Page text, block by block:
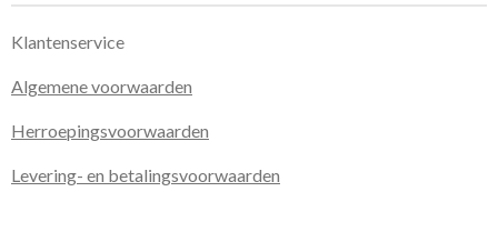
Klantenservice
Algemene voorwaarden
Herroepingsvoorwaarden
Levering- en betalingsvoorwaarden